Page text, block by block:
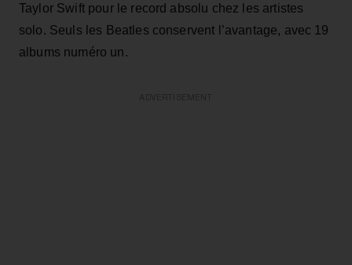
Taylor Swift pour le record absolu chez les artistes
solo. Seuls les Beatles conservent l’avantage, avec 19
albums numéro un.